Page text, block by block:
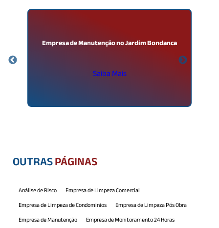
Empresa de Manutenção no Jardim Bondanca
Saiba Mais
OUTRASPÁGINAS
Análise de Risco
Empresa de Limpeza Comercial
Empresa de Limpeza de Condominios
Empresa de Limpeza Pós Obra
Empresa de Manutenção
Empresa de Monitoramento 24 Horas